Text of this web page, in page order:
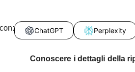
ChatGPT Perplexity
Conoscere i dettagli della